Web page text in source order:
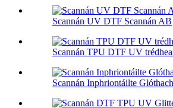
Scannán UV DTF Scannán AB
Scannán TPU DTF UV
Scannán Inphriontáilte